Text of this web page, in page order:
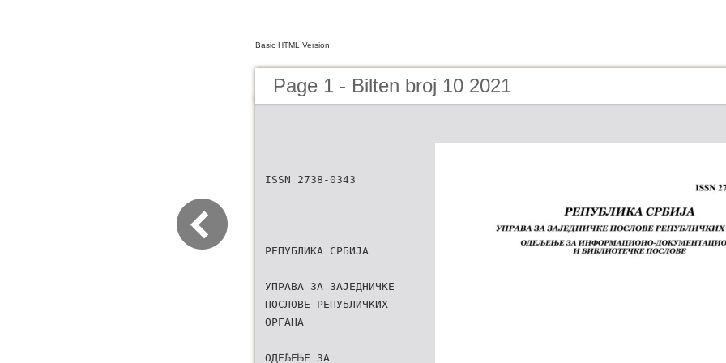
Basic HTML Version
Page 1 - Bilten broj 10 2021
ISSN 2738-0343
РЕПУБЛИКА СРБИЈА
УПРАВА ЗА ЗАЈЕДНИЧКЕ
ПОСЛОВЕ РЕПУБЛИЧКИХ
ОРГАНА
ОДЕЉЕЊЕ ЗА